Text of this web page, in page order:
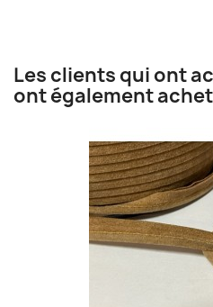
Les clients qui ont
ont également